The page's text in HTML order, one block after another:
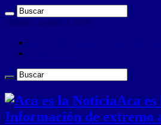
sábado , agosto 1 2026
Aca
Información de